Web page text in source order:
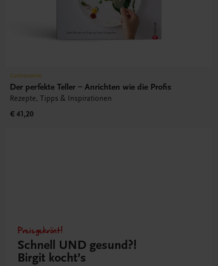
Gastronomie
Der perfekte Teller – Anrichten wie die Profis
Rezepte, Tipps & Inspirationen
€ 41,20
Preisgekrönt!
Schnell UND gesund?!
Birgit kocht’s